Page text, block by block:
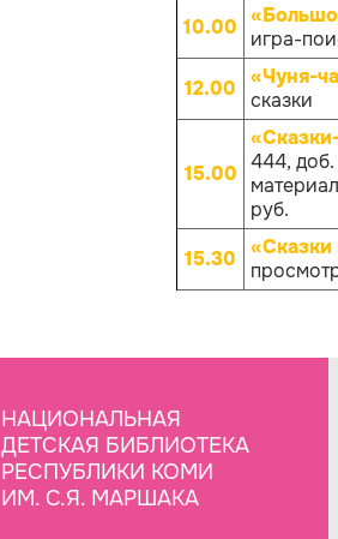
10.00
игра-
12.00
«Чуня-
сказки
15.00 444,
руб.
15.30
«Сказки
НАЦИОНАЛЬНАЯ
ДЕТСКАЯ БИБЛИОТЕКА
РЕСПУБЛИКИ КОМИ
ИМ. С.Я. МАРШАКА